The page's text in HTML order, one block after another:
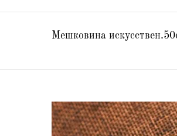
Мешковина